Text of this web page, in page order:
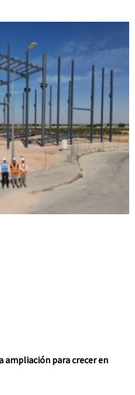
ampliación para crecer en